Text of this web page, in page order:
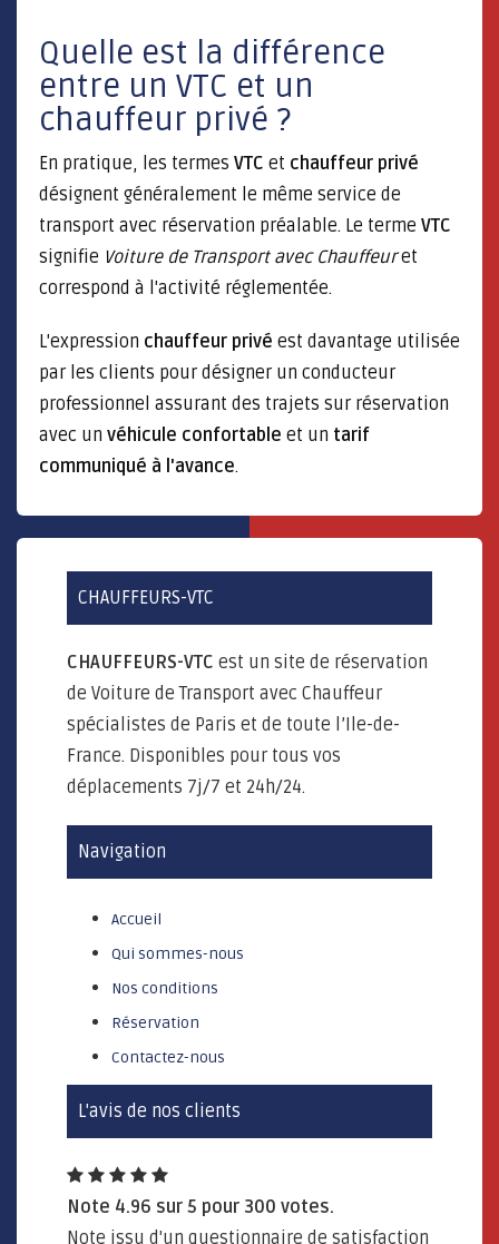
Quelle est la différence
entre un VTC et un
chauffeur privé ?
En pratique, les termes VTC et chauffeur privé
désignent généralement le même service de
transport avec réservation préalable. Le terme VTC
signifie Voiture de Transport avec Chauffeuret
correspond à l'activité réglementée.
L'expression chauffeur privé est davantage utilisée
par les clients pour désigner un conducteur
professionnel assurant des trajets sur réservation
avec un véhicule confortable et un tarif
communiqué à l'avance.
CHAUFFEURS-VTC
CHAUFFEURS-VTC est un site de réservation
de Voiture de Transport avec Chauffeur
spécialistes de Paris et de toute l’Ile-de-
France. Disponibles pour tous vos
déplacements 7j/7 et 24h/24.
Navigation
Accueil
Qui sommes-nous
Nos conditions
Réservation
Contactez-nous
L'avis de nos clients
Note 4.96 sur 5 pour 300 votes.
Note issu d'un questionnaire de satisfaction